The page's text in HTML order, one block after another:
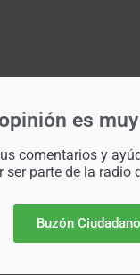
opinión es
comentarios y
ser parte de la radio
Buzón Ciudadano